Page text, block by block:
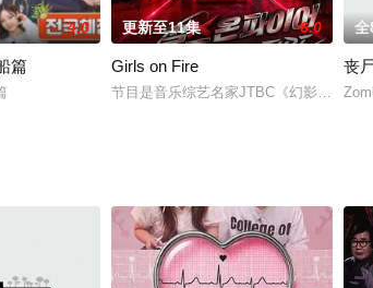
4.0
篇
更新至11集 6.0
Girls on Fire
节目是音乐综艺名家JTBC《幻影歌手》
全
丧